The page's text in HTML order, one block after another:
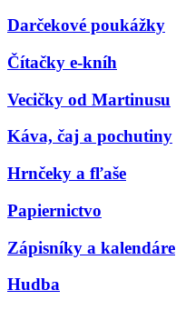
Darčekové poukážky
Čítačky e-kníh
Vecičky od Martinusu
Káva, čaj a pochutiny
Hrnčeky a fľaše
Papiernictvo
Zápisníky a kalendáre
Hudba